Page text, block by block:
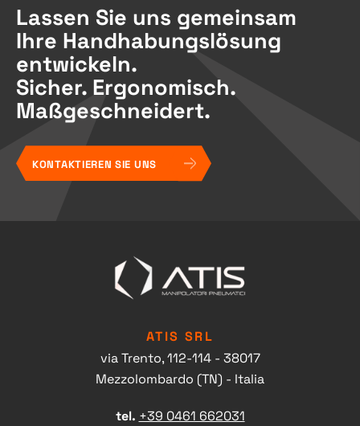
Lassen Sie uns gemeinsam
Ihre Handhabungslösung
entwickeln.
Sicher. Ergonomisch.
Maßgeschneidert.
KONTAKTIEREN SIE UNS
ATIS SRL
via Trento, 112-114 - 38017
Mezzolombardo (TN) - Italia
tel. +39 0461 662031